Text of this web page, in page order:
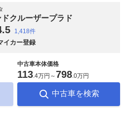
ドクルーザープラド
5 1,418件
イカー登録
中古車本体価格
113 4万円 ～798 0万円
中古車を検索